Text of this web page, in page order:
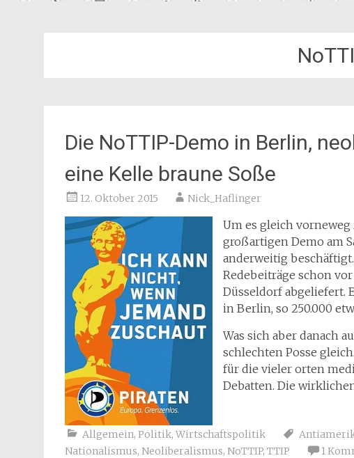
Die NoTTIP-Demo in Berlin,
eine Kelle braune Soße
12. Oktober 2015 Nick_Haflinger
Um es gleich
großartigen Demo am
anderweitig
Redebeiträge schon
Düsseldorf abgeliefert.
in Berlin, so 250.000
Was sich aber danach
schlechten Posse
für die vieler orten
Debatten. Die
Allgemein, Politik, Wirtschaftspolitik
Nationalismus, Neoliberalismus, NoTTIP, TTIP 1